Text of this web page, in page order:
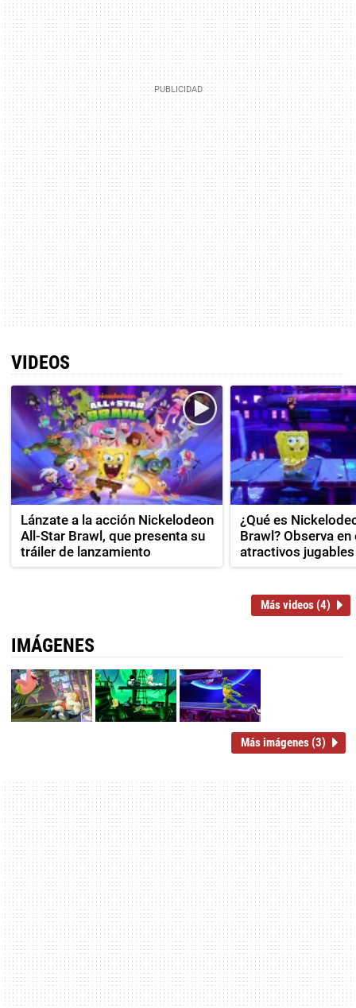
VIDEOS
Lánzate a la acción Nickelodeon
All-Star Brawl, que presenta su
tráiler de lanzamiento
¿Qué es
Brawl? Observa
atractivos
Más videos (4)
IMÁGENES
Más imágenes (3)